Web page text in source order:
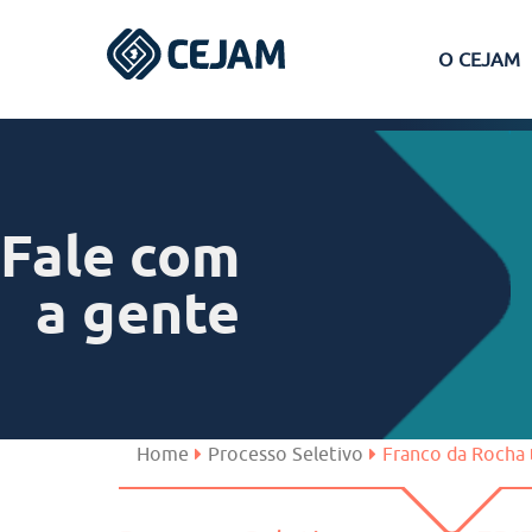
O CEJAM
Ferraz de Vasconcelos
São José dos Campos
Fale com
a gente
Home Processo Seletivo Franco da Rocha